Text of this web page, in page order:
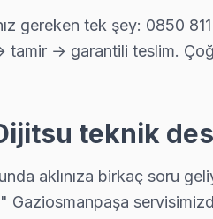
ekipmanıyla geliyor; anakart
oluyoruz: satın alma
gereken tek şey: 0850
→ garantili teslim.
teknik
aklınıza birkaç soru
Gaziosmanpaşa